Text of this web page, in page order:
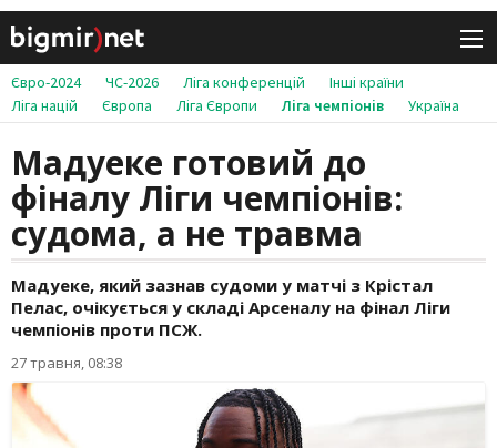
Євро-2024 ЧС-2026 Ліга конференцій
Інші країни
Ліга націй
Європа Ліга Європи Ліга чемпіонів Україна
Мадуеке готовий до
фіналу Ліги чемпіонів:
судома, а не травма
Мадуеке, який зазнав судоми у матчі з Крістал
Пелас, очікується у складі Арсеналу на фінал Ліги
чемпіонів проти ПСЖ.
27 травня, 08:38